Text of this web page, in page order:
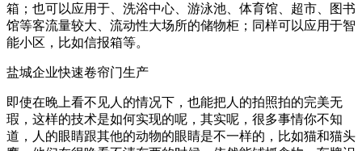
箱；也可以应用于、洗浴中心、游泳池、体育馆、超市、图书
馆等客流量较大、流动性大场所的储物柜；同样可以应用于智
能小区，比如信报箱等。
盐城企业快速卷帘门生产
即使在晚上看不见人的情况下，也能把人的拍照拍的完美无
瑕，这样的技术是如何实现的呢，其实呢，很多事情你不知
道，人的眼睛跟其他的动物的眼睛是不一样的，比如猫和猫头